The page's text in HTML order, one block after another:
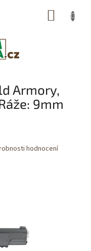
Armory,
9mm
hodnocení